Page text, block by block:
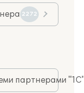
2272
партнерами